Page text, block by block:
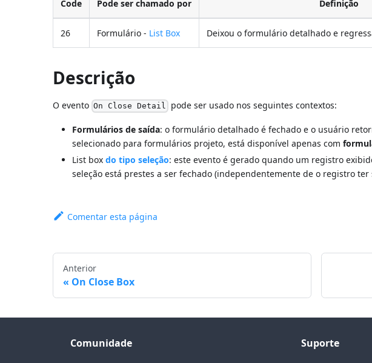
Code Pode ser chamado por Definição
26 Formulário - List Box Deixou o formulário detalhado e
Descrição
O evento On Close Detail pode ser usado nos seguintes contextos:
Formulários de saída: o formulário detalhado é fechado e o usuário
selecionado para formulários projeto, está disponível apenas com
List boxdo tipo seleção: este evento é gerado quando um registro
seleção está prestes a ser fechado (independentemente de o registro ter
Comentar esta página
Anterior
On Close Box
Comunidade Suporte